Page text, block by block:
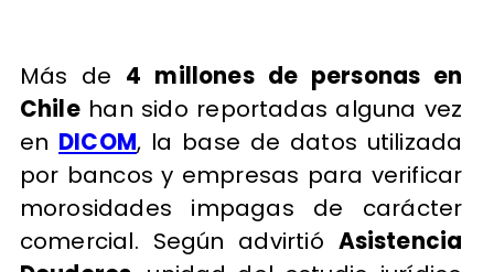
Más de 4 millones de personas en
Chilehan sido reportadas alguna vez
en DICOM, la base de datos utilizada
por bancos y empresas para verificar
morosidades impagas de carácter
comercial. Según advirtió Asistencia